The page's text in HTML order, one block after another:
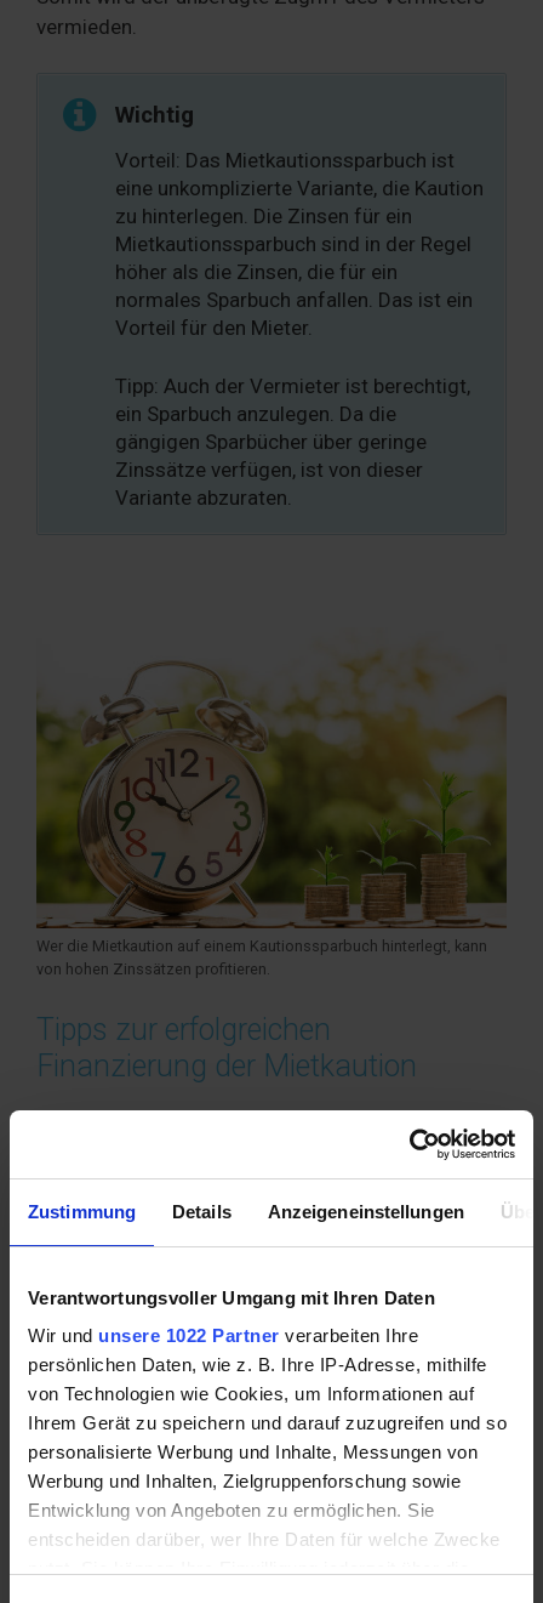
Zustimmung Details Anzeigeneinstellungen
Verantwortungsvoller Umgang mit Ihren Daten
Wir und unsere 1022 Partner verarbeiten Ihre
persönlichen Daten, wie z. B. Ihre IP-Adresse, mithilfe
von Technologien wie Cookies, um Informationen auf
Ihrem Gerät zu speichern und darauf zuzugreifen und so
personalisierte Werbung und Inhalte, Messungen von
Werbung und Inhalten, Zielgruppenforschung sowie
Entwicklung von Angeboten zu ermöglichen. Sie
entscheiden darüber, wer Ihre Daten für welche Zwecke
vermieden.
Wichtig
Vorteil: Das Mietkautionssparbuch ist
eine unkomplizierte Variante, die Kaution
zu hinterlegen. Die Zinsen für ein
Mietkautionssparbuch sind in der Regel
höher als die Zinsen, die für ein
normales Sparbuch anfallen. Das ist ein
Vorteil für den Mieter.
Tipp: Auch der Vermieter ist berechtigt,
ein Sparbuch anzulegen. Da die
gängigen Sparbücher über geringe
Zinssätze verfügen, ist von dieser
Variante abzuraten.
Wer die Mietkaution auf einem Kautionssparbuch hinterlegt, kann
von hohen Zinssätzen profitieren.
Tipps zur erfolgreichen
Finanzierung der Mietkaution
Mietkautionsfinanzierung sollte wohlüberlegt
getroffen werden. Einige Anlageformen bieten
Mietern die Möglichkeit, aus der Mietkaution einen
Gewinn zu erwirtschaften.
Finanzierung der Mietkaution über eine
Mietkautionsbürgschaft
Zur Finanzierung der Mietkaution eignet sich die
Mietkautionsbürgschaft. Ähnlich den formellen
Bestimmungen einer Versicherung, zahlt der Mieter
einenjährlichen Betrag. Muss ein Schaden bezahlt
oder ein Mietrückstand beglichen werden,
übernimmt der Bürge den Finanzaufwand.
Bürgschaften sind bei Versicherungen, Banken oder